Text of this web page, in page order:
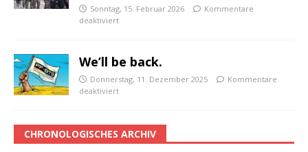
Sonntag, 15. Februar 2026
Kommentare
deaktiviert
We’ll be back.
Donnerstag, 11. Dezember 2025
Kommentare
deaktiviert
CHRONOLOGISCHES ARCHIV